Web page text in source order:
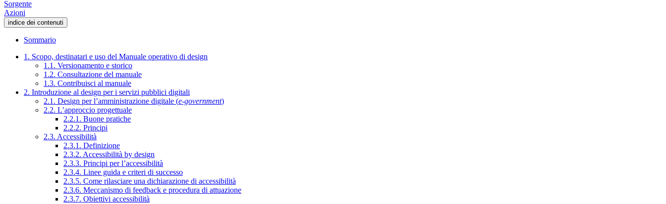
Sorgente
Azioni
indice dei contenuti
Sommario
1. Scopo, destinatari e uso del Manuale operativo di design
1.1. Versionamento e storico
1.2. Consultazione del manuale
1.3. Contribuisci al manuale
2. Introduzione al design per i servizi pubblici digitali
2.1. Design per l’amministrazione digitale (e-government)
2.2. L’approccio progettuale
2.2.1. Buone pratiche
2.2.2. Principi
2.3. Accessibilità
2.3.1. Definizione
2.3.2. Accessibilità by design
2.3.3. Principi per l’accessibilità
2.3.4. Linee guida e criteri di successo
2.3.5. Come rilasciare una dichiarazione di accessibilità
2.3.6. Meccanismo di feedback e procedura di attuazione
2.3.7. Obiettivi accessibilità